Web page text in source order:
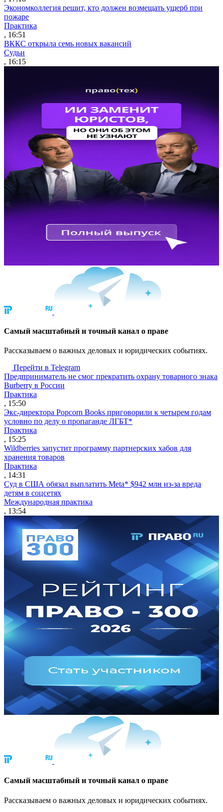
Экономколлегия решит, кто должен возмещать ущерб при
пожаре
Практика
, 16:51
ВККС открыла семь новых вакансий
Судьи
, 16:15
Cамый масштабный и точный канал о праве
Рассказываем о важных деловых и юридических событиях.
Перейти в Telegram
Предприниматель не смог прекратить охрану товарного знака
Burberry в России
Практика
, 15:50
Экс-директора Popcorn Books приговорили к четырем годам
условно по делу о пропаганде ЛГБТ*
Практика
, 15:25
Wildberries запустит программу партнерских хабов для
хранения товаров
Практика
, 14:31
Суд в США обязал выплатить Meta* $942 млн из-за вреда
детям в соцсетях
Международная практика
, 13:54
Cамый масштабный и точный канал о праве
Рассказываем о важных деловых и юридических событиях.